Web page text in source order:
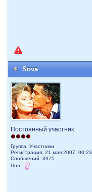
Sova
Постоянный участник
Группа: Участники
Регистрация: 21 мая 2007, 00:23
Сообщений: 3975
Пол: